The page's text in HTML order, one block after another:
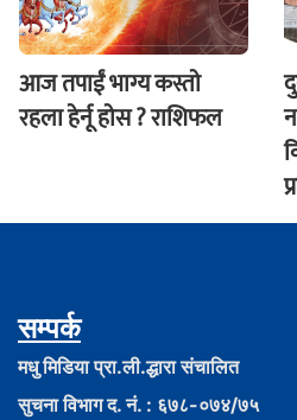
आज तपाईं भाग्य कस्ताे
रहला हेर्नू हाेस ? राशिफल
सम्पर्क
मधु मिडिया प्रा.ली.द्धारा संचालित
सुचना विभाग द. नं. : ६७८-०७४/७५